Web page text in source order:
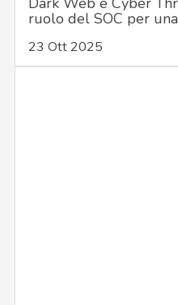
ruolo del SOC per
23 Ott 2025